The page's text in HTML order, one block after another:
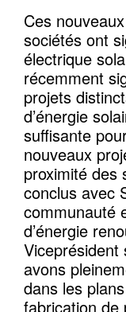
Ces
sociétés ont
électrique
récemment
projets
d’énergie
suffisante
nouveaux
proximité des
conclus avec
communauté
d’énergie
Viceprésident
avons
dans les
fabrication de